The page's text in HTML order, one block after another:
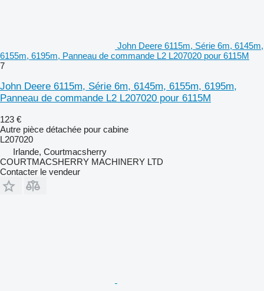
John Deere 6115m, Série 6m, 6145m,
6155m, 6195m, Panneau de commande L2 L207020 pour 6115M
7
John Deere 6115m, Série 6m, 6145m, 6155m, 6195m,
Panneau de commande L2 L207020 pour 6115M
123 €
Autre pièce détachée pour cabine
L207020
Irlande, Courtmacsherry
COURTMACSHERRY MACHINERY LTD
Contacter le vendeur